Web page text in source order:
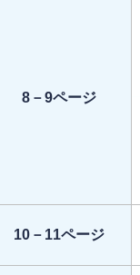
8－9ページ
10－11ページ